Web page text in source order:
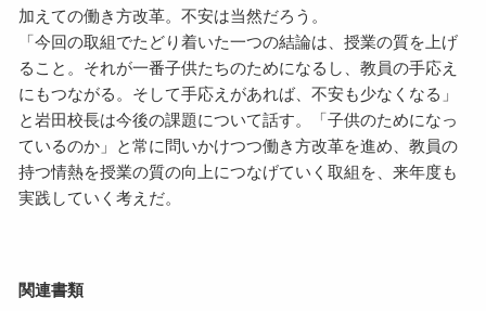
加えての働き方改革。不安は当然だろう。
「今回の取組でたどり着いた一つの結論は、授業の質を上げ
ること。それが一番子供たちのためになるし、教員の手応え
にもつながる。そして手応えがあれば、不安も少なくなる」
と岩田校長は今後の課題について話す。「子供のためになっ
ているのか」と常に問いかけつつ働き方改革を進め、教員の
持つ情熱を授業の質の向上につなげていく取組を、来年度も
実践していく考えだ。
関連書類